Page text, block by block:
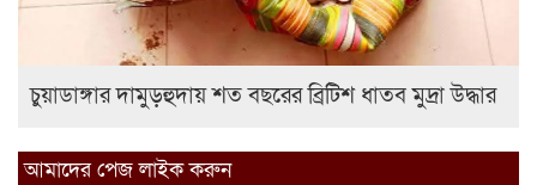
চুয়াডাঙ্গার দামুড়হুদায় শত বছরের ব্রিটিশ ধাতব মুদ্রা উদ্ধার
আমাদের পেজ লাইক করুন